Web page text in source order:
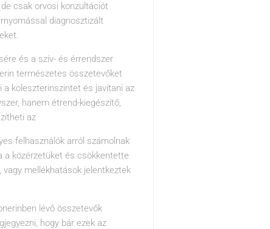
csak orvosi konzultációt
diagnosztizált
és a szív- és érrendszer
természetes összetevőket
koleszterinszintet és javítani az
hanem étrend-kiegészítő,
az
felhasználók arról számolnak
a közérzetüket és csökkentette
mellékhatások jelentkeztek
lévő összetevők
hogy bár ezek az